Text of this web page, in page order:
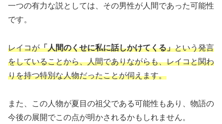
一つの有力な説としては、その男性が人間であった可能性
です。
レイコが「人間のくせに私に話しかけてくる」という発言
をしていることから、人間でありながらも、レイコと関わ
りを持つ特別な人物だったことが伺えます。
また、この人物が夏目の祖父である可能性もあり、物語の
今後の展開でこの点が明かされるかもしれません。